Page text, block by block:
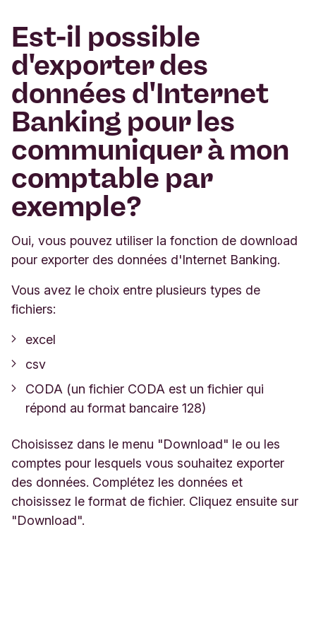
Est-il possible
d'exporter des
données d'Internet
Banking pour les
communiquer à mon
comptable par
exemple?
Oui, vous pouvez utiliser la fonction de download
pour exporter des données d'Internet Banking.
Vous avez le choix entre plusieurs types de
fichiers:
excel
csv
CODA (un fichier CODA est un fichier qui
répond au format bancaire 128)
Choisissez dans le menu "Download" le ou les
comptes pour lesquels vous souhaitez exporter
des données. Complétez les données et
choisissez le format de fichier. Cliquez ensuite sur
"Download".